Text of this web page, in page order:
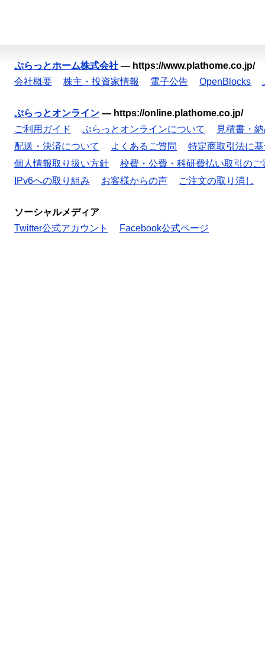
ぷらっとホーム株式会社 — https://www.plathome.co.jp/
会社概要
株主・投資家情報 電子公告 OpenBlocks
ぷらっとオンライン — https://online.plathome.co.jp/
ご利用ガイド
ぷらっとオンラインについて
見積書・
配送・決済について
よくあるご質問
特定商取引法に
個人情報取り扱い方針
校費・公費・科研費払い取引のご
IPv6への取り組み
お客様からの声 ご注文の取り消し
ソーシャルメディア
Twitter公式アカウント
Facebook公式ページ